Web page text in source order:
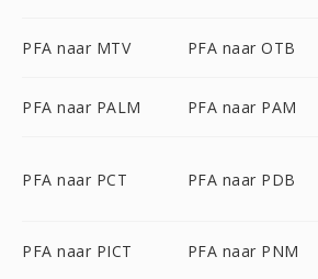
PFA naar MTV PFA naar OTB
PFA naar PALM PFA naar PAM
PFA naar PCT PFA naar PDB
PFA naar PICT PFA naar PNM